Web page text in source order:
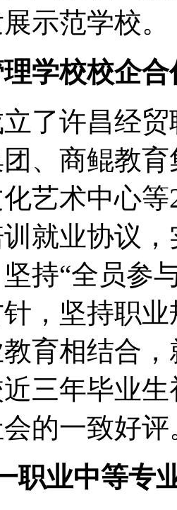
示范学校。
学校校企合
了许昌经
、商鲲教
艺术中心
就业协议
持“全员参
，坚持职
育相结合
三年毕业
的一致好评
职业中等专